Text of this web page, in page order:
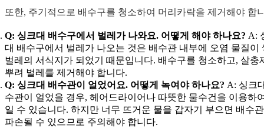
또한, 주기적으로 배수구를 청소하여 머리카락을 제거해야 합
Q: 싱크대 배수구에서 벌레가 나와요. 어떻게 해야 하나요? A:
대 배수구에서 벌레가 나오는 것은 배수관 내부에 오염 물질이
벌레의 서식지가 되었기 때문입니다. 배수구를 청소하고, 살충
뿌려 벌레를 제거해야 합니다.
Q: 싱크대 배수관이 얼었어요. 어떻게 녹여야 하나요? A: 싱크
수관이 얼었을 경우, 헤어드라이어나 따뜻한 물수건을 이용하
일 수 있습니다. 하지만 너무 뜨거운 물을 갑자기 부으면 배수
파손될 수 있으므로 주의해야 합니다.